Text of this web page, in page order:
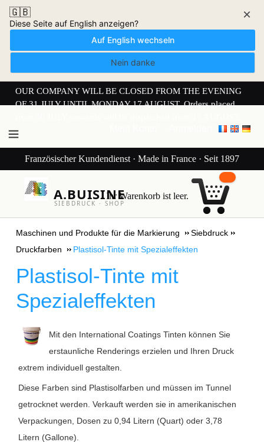
🇬🇧
Diese Seite auf English anzeigen?
Auf English wechseln
Nein danke
×
OUR COMPANY WILL BE CLOSED FROM THE EVENING
OF 31 JULY UNTIL MONDAY 17 AUGUST. Orders placed
Französischer Kundendienst · Made in France · Seit 1897
A.BUISINE
SIEBDRUCK · SHOP
Ihr Warenkorb ist leer.
Maschinen und Produkte für die Markierung
Siebdruck
Druckfarben
Plastisol-Tinte mit Spezialeffekten
Plastisol-Tinte mit
Spezialeffekten
Mit den International Coatings Tinten können Sie
erstaunliche Renderings erzielen und Ihren Druck
extrem individuell gestalten.
Diese Farben sind Plastisolfarben und müssen im Tunnel
getrocknet werden. Verkauft werden sie in amerikanischen
Verpackungen, Dosen zu 0,94 Litern (Quart) oder 3,78
Litern (Gallone).